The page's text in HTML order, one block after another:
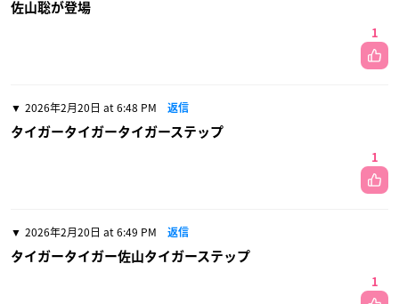
佐山聡が登場
1
2026年2月20日 at 6:48 PM 返信
タイガータイガータイガーステップ
1
2026年2月20日 at 6:49 PM 返信
タイガータイガー佐山タイガーステップ
1